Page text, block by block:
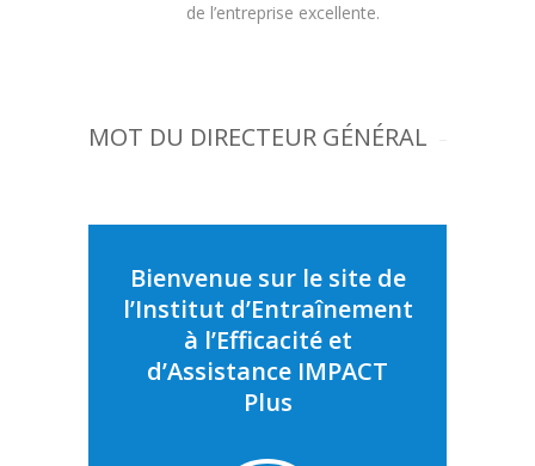
de l’entreprise excellente.
MOT DU DIRECTEUR GÉNÉRAL
NOUFOU GNAMPA
Bienvenue sur le site de
l’Institut d’Entraînement
à l’Efficacité et
d’Assistance IMPACT
Plus